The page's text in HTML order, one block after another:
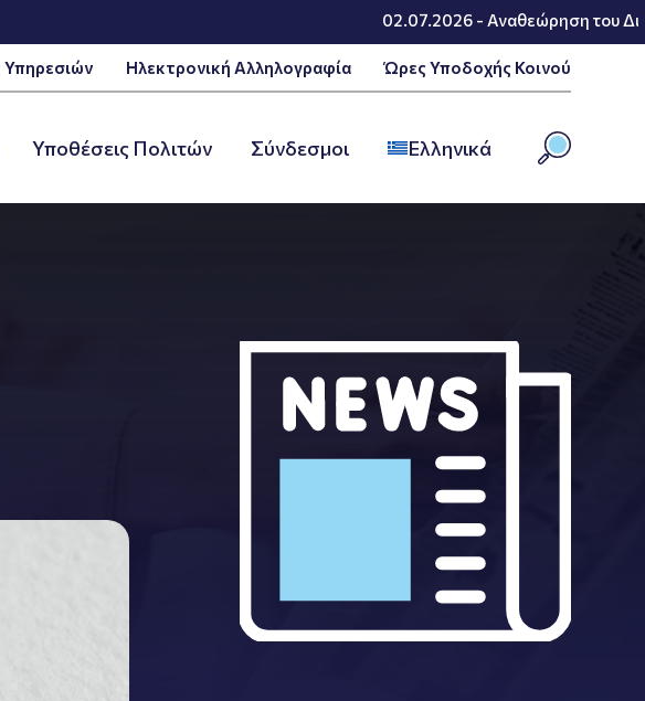
02.07.2026 - Αναθεώρηση του Δικτύου
Υπηρεσιών Ηλεκτρονική Αλληλογραφία Ώρες Υποδοχής Κοινού
Υποθέσεις Πολιτών Σύνδεσμοι Ελληνικά